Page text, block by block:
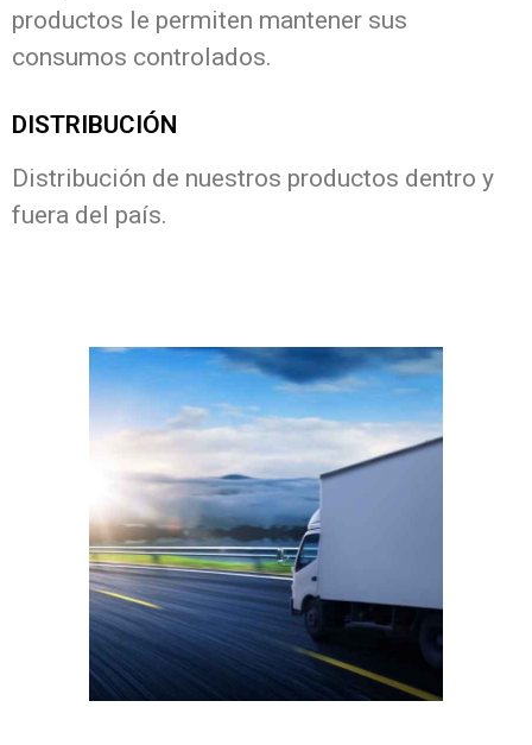
productos le permiten mantener sus
consumos controlados.
DISTRIBUCIÓN
Distribución de nuestros productos dentro y
fuera del país.